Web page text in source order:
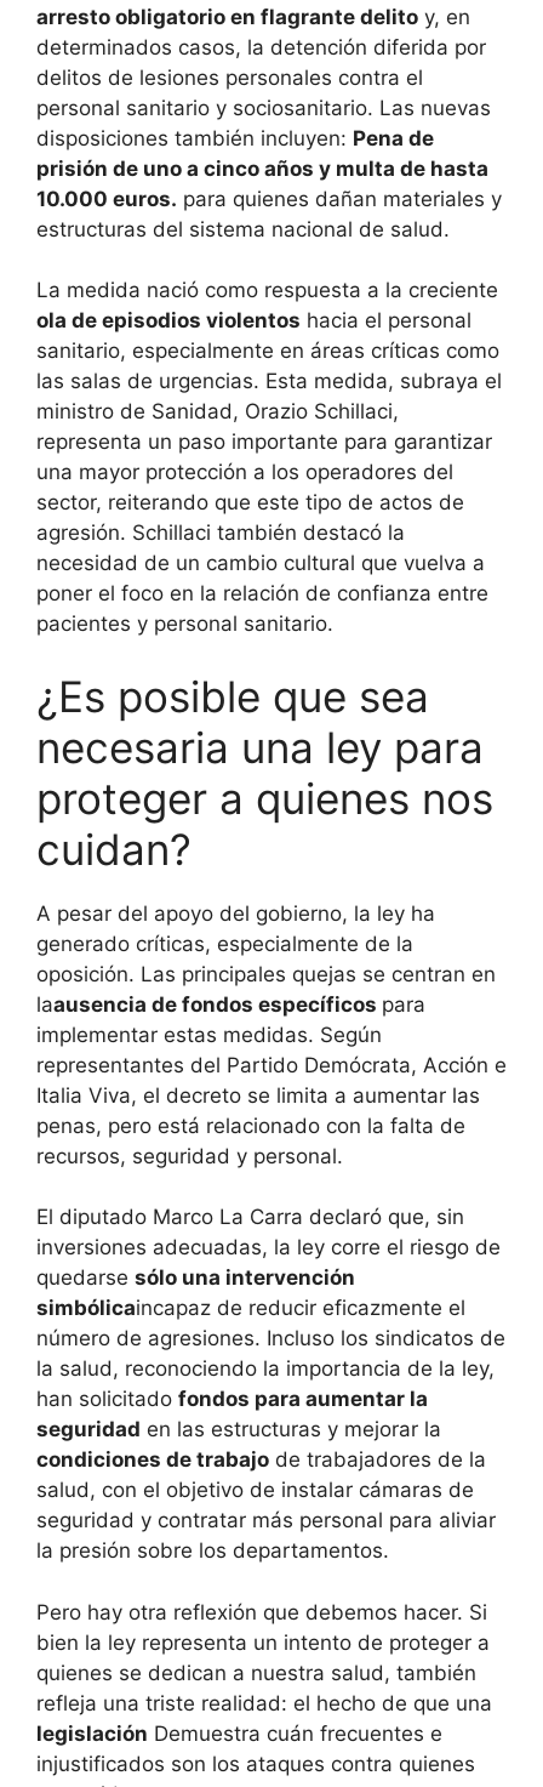
arresto obligatorio en flagrante delito y, en
determinados casos, la detención diferida por
delitos de lesiones personales contra el
personal sanitario y sociosanitario. Las nuevas
disposiciones también incluyen: Pena de
prisión de uno a cinco años y multa de hasta
10.000 euros. para quienes dañan materiales y
estructuras del sistema nacional de salud.
La medida nació como respuesta a la creciente
ola de episodios violentos hacia el personal
sanitario, especialmente en áreas críticas como
las salas de urgencias. Esta medida, subraya el
ministro de Sanidad, Orazio Schillaci,
representa un paso importante para garantizar
una mayor protección a los operadores del
sector, reiterando que este tipo de actos de
agresión. Schillaci también destacó la
necesidad de un cambio cultural que vuelva a
poner el foco en la relación de confianza entre
pacientes y personal sanitario.
¿Es posible que sea
necesaria una ley para
proteger a quienes nos
cuidan?
A pesar del apoyo del gobierno, la ley ha
generado críticas, especialmente de la
oposición. Las principales quejas se centran en
laausencia de fondos específicos para
implementar estas medidas. Según
representantes del Partido Demócrata, Acción e
Italia Viva, el decreto se limita a aumentar las
penas, pero está relacionado con la falta de
recursos, seguridad y personal.
El diputado Marco La Carra declaró que, sin
inversiones adecuadas, la ley corre el riesgo de
quedarse sólo una intervención
simbólicaincapaz de reducir eficazmente el
número de agresiones. Incluso los sindicatos de
la salud, reconociendo la importancia de la ley,
han solicitado fondos para aumentar la
seguridad en las estructuras y mejorar la
condiciones de trabajo de trabajadores de la
salud, con el objetivo de instalar cámaras de
seguridad y contratar más personal para aliviar
la presión sobre los departamentos.
Pero hay otra reflexión que debemos hacer. Si
bien la ley representa un intento de proteger a
quienes se dedican a nuestra salud, también
refleja una triste realidad: el hecho de que una
legislación Demuestra cuán frecuentes e
injustificados son los ataques contra quienes